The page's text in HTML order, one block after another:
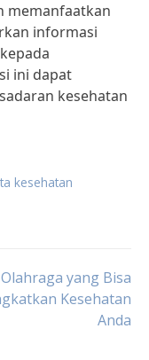
memanfaatkan
informasi
ini dapat
kesehatan
kesehatan
yang Bisa
Kesehatan
Anda